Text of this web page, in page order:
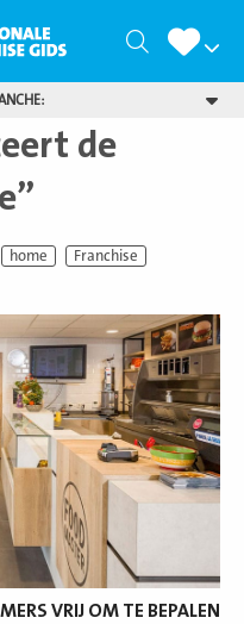
Zoeken
de
home
Franchise
VRIJ OM TE BEPALEN